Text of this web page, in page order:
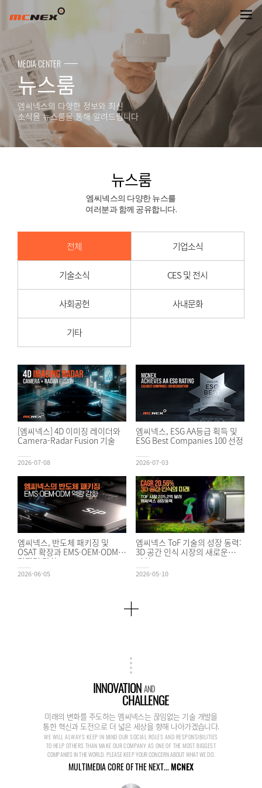
뉴스룸
MEDIA CENTER
뉴스룸
엠씨넥스의 다양한 정보와 최신
소식을 뉴스룸을 통해 알려드립니다
뉴스룸
엠씨넥스의 다양한 뉴스를
여러분과 함께 공유합니다.
전체 기업소식
기술소식 CES 및 전시
사회공헌 사내문화
기타
[엠씨넥스] 4D 이미징 레이더와
Camera-Radar Fusion 기술
2026-07-08
엠씨넥스, ESG AA등급 획득 및
ESG Best Companies 100 선정
2026-07-03
엠씨넥스, 반도체 패키징 및
OSAT 확장과 EMS·OEM·ODM
경쟁력 강화
2026-06-05
엠씨넥스 ToF 기술의 성장 동력:
3D 공간 인식 시장의 새로운
기회
2026-05-10
INNOVATIONAND
CHALLENGE
미래의 변화를 주도하는 엠씨넥스는 끊임없는 기술 개발을
통한 혁신과 도전으로 더 넓은 세상을 향해 나아가겠습니다.
WE WILL ALWAYS KEEP IN MIND OUR SOCIAL ROLES AND RESPONSIBILITIES
TO HELP OTHERS THAN MAKE OUR COMPANY AS ONE OF THE MOST BIGGEST
COMPANIES IN THE WORLD. PLEASE KEEP YOUR CONCERN ABOUT WHAT WE DO.
MULTIMEDIA CORE OF THE NEXT...MCNEX